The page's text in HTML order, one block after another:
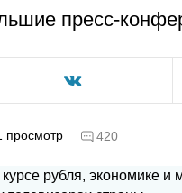
пресс-
просмотр 420